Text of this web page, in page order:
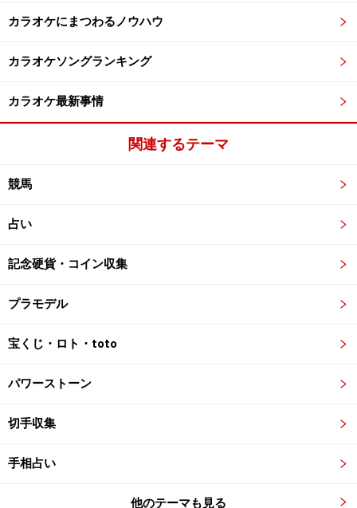
カラオケにまつわるノウハウ
カラオケソングランキング
カラオケ最新事情
関連するテーマ
競馬
占い
記念硬貨・コイン収集
プラモデル
宝くじ・ロト・toto
パワーストーン
切手収集
手相占い
他のテーマも見る